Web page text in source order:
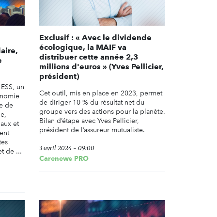
un
de
et
de ...
Exclusif : « Avec le dividende
écologique, la MAIF va
distribuer cette année 2,3
millions d'euros » (Yves Pellicier,
président)
Cet outil, mis en place en 2023, permet
de diriger 10 % du résultat net du
groupe vers des actions pour la planète.
Bilan d’étape avec Yves Pellicier,
président de l’assureur mutualiste.
3 avril 2024 - 09:00
Carenews PRO